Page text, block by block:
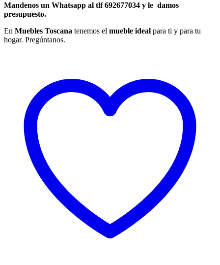
Mandenos un Whatsapp al tlf 692677034 y le damos
presupuesto.
En Muebles Toscana tenemos el mueble ideal para ti y para tu
hogar. Pregúntanos.